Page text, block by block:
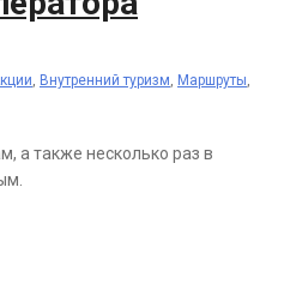
Внутренний туризм Маршруты
а также несколько раз в